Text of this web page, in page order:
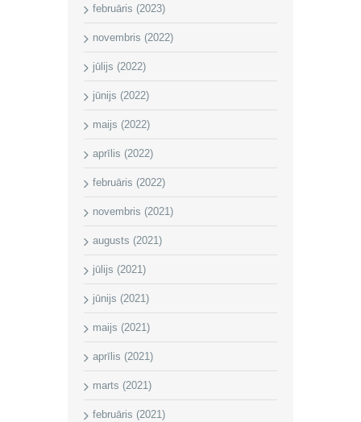
februāris (2023)
novembris (2022)
jūlijs (2022)
jūnijs (2022)
maijs (2022)
aprīlis (2022)
februāris (2022)
novembris (2021)
augusts (2021)
jūlijs (2021)
jūnijs (2021)
maijs (2021)
aprīlis (2021)
marts (2021)
februāris (2021)